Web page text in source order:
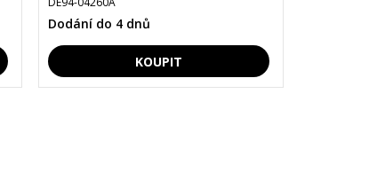
Dodání do 4 dnů